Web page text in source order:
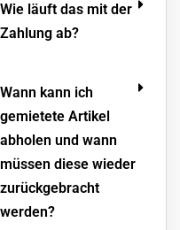
Wie läuft das mit der
Zahlung ab?
Wann kann ich
gemietete Artikel
abholen und wann
müssen diese wieder
zurückgebracht
werden?